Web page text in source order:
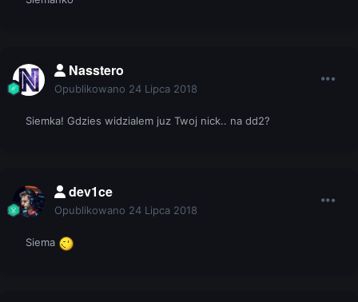
Nasstero
Opublikowano 24 Lipca 2018
Siemka! Gdzies widzialem juz Twoj nick.. na dd2?
dev1ce
Opublikowano 24 Lipca 2018
Siema